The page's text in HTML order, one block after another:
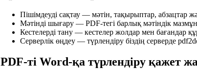
Пішімдеуді сақтау — мәтін, тақырыптар, абзацтар
Мәтінді шығару — PDF-тегі барлық мәтіндік
Кестелерді тану — кестелер жолдар мен бағандар
Серверлік өңдеу — түрлендіру біздің серверде
PDF-ті Word-қа түрлендіру қажет